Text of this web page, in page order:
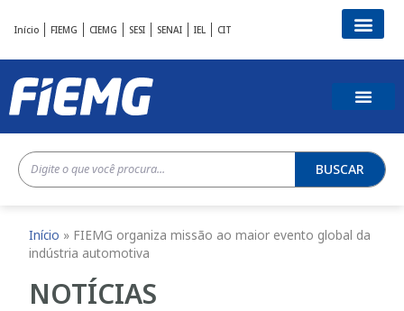
Início FIEMG CIEMG SESI SENAI IEL CIT
BUSCAR
Início » FIEMG organiza missão ao maior evento global da
indústria automotiva
NOTÍCIAS